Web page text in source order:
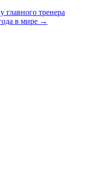
главного тренера
в мире →